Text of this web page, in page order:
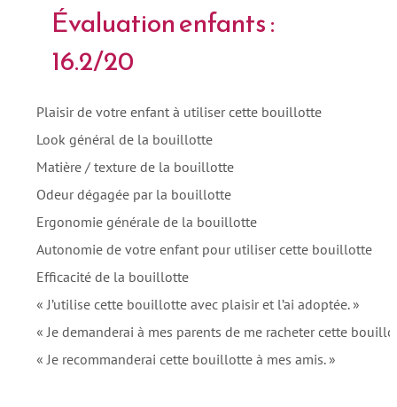
Évaluation enfants :
16.2/20
Plaisir de votre enfant à utiliser cette bouillotte
Look général de la bouillotte
Matière / texture de la bouillotte
Odeur dégagée par la bouillotte
Ergonomie générale de la bouillotte
Autonomie de votre enfant pour utiliser cette bouillotte
Efficacité de la bouillotte
« J’utilise cette bouillotte avec plaisir et l’ai adoptée. »
« Je demanderai à mes parents de me racheter cette
« Je recommanderai cette bouillotte à mes amis. »